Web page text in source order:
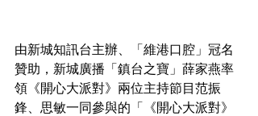
由新城知訊台主辦、「維港口腔」冠名
贊助，新城廣播「鎮台之寶」薛家燕率
領《開心大派對》兩位主持節目范振
鋒、思敏一同參與的「《開心大派對》